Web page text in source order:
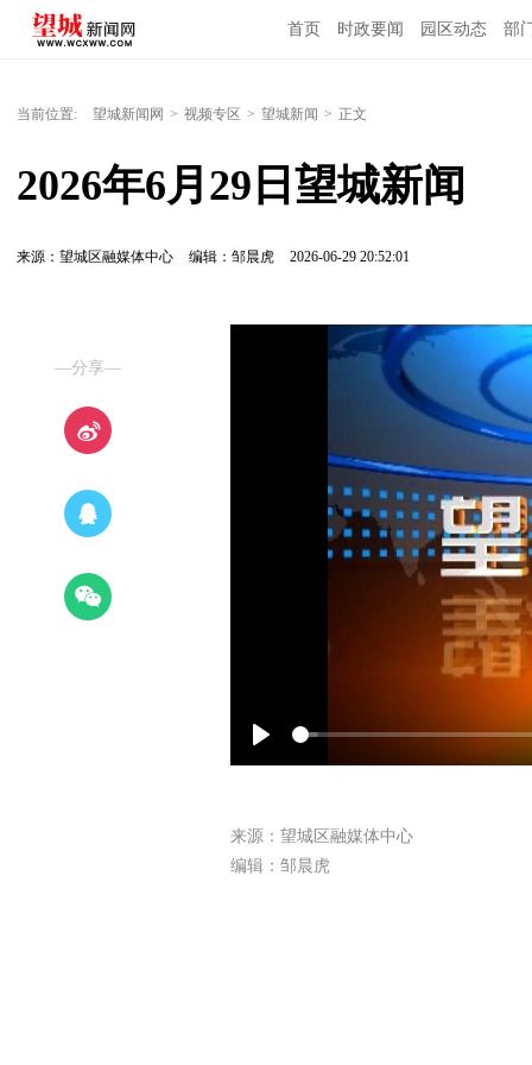
首页 时政要闻 园区动态 部
当前位置: 望城新闻网 > 视频专区 > 望城新闻 > 正文
2026年6月29日望城新闻
来源：望城区融媒体中心 编辑：邹晨虎 2026-06-29 20:52:01
—分享—
Play
来源：望城区融媒体中心
编辑：邹晨虎